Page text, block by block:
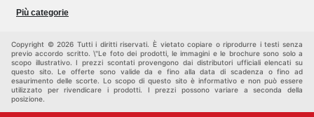
Bambini e Neonati
Più categorie
Copyright © 2026 Tutti i diritti riservati. È vietato copiare o riprodurre i testi senza
previo accordo scritto. \"Le foto dei prodotti, le immagini e le brochure sono solo a
scopo illustrativo. I prezzi scontati provengono dai distributori ufficiali elencati su
questo sito. Le offerte sono valide da e fino alla data di scadenza o fino ad
esaurimento delle scorte. Lo scopo di questo sito è informativo e non può essere
utilizzato per rivendicare i prodotti. I prezzi possono variare a seconda della
posizione.